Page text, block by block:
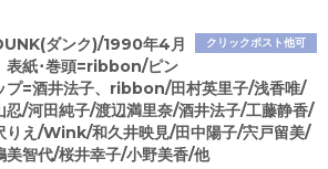
クリックポスト他可
ダンク)/1990年4月
表紙･巻頭=ribbon/ピン
プ=酒井法子、ribbon/田村英里子/浅香唯/
忍/河田純子/渡辺満里奈/酒井法子/工藤静香/
りえ/Wink/和久井映見/田中陽子/宍戸留美/
美智代/桜井幸子/小野美香/他